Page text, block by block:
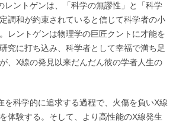
レントゲンは、「科学の無謬性」と「科学
調和が約束されていると信じて科学者の小
レントゲンは物理学の巨匠クントに才能を
究に打ち込み、科学者として幸福で満ち足
、X線の発見以来だんだん彼の学者人生の
を科学的に追求する過程で、火傷を負いX線
体験する。そして、より高性能のX線発生